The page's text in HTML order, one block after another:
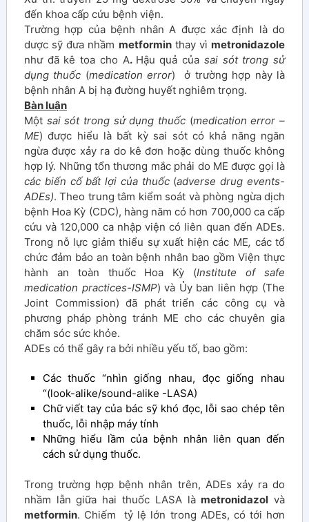
đến khoa cấp cứu bệnh viện.
Trường hợp của bệnh nhân A được xác định là do
dược sỹ đưa nhầm metforminthay vì metronidazole
như đã kê toa cho A. Hậu quả của sai sót trong sử
dụng thuốc (medication error) ở trường hợp này là
bệnh nhân A bị hạ đường huyết nghiêm trọng.
Bàn luận
Một sai sót trong sử dụng thuốc (medication error –
ME)được hiểu là bất kỳ sai sót có khả năng ngăn
ngừa được xảy ra do kê đơn hoặc dùng thuốc không
hợp lý. Những tổn thương mắc phải do ME được gọi là
các biến cố bất lợi của thuốc(adverse drug events-
ADEs). Theo trung tâm kiểm soát và phòng ngừa dịch
bệnh Hoa Kỳ (CDC), hàng năm có hơn 700,000 ca cấp
cứu và 120,000 ca nhập viện có liên quan đến ADEs.
Trong nỗ lực giảm thiểu sự xuất hiện các ME, các tổ
chức đảm bảo an toàn bệnh nhân bao gồm Viện thực
hành an toàn thuốc Hoa Kỳ (Institute of safe
medication practices-ISMP) và Ủy ban liên hợp (The
Joint Commission) đã phát triển các công cụ và
phương pháp phòng tránh ME cho các chuyên gia
chăm sóc sức khỏe.
ADEs có thể gây ra bởi nhiều yếu tố, bao gồm:
Các thuốc “nhìn giống nhau, đọc giống nhau
“(look-alike/sound-alike -LASA)
Chữ viết tay của bác sỹ khó đọc, lỗi sao chép tên
thuốc, lỗi nhập máy tính
Những hiểu lầm của bệnh nhân liên quan đến
cách sử dụng thuốc.
Trong trường hợp bệnh nhân trên, ADEs xảy ra do
nhầm lẫn giữa hai thuốc LASA là metronidazol và
metformin. Chiếm tỷ lệ lớn trong ADEs, có tới hơn